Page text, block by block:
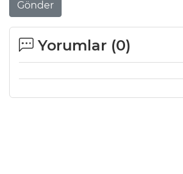
Gönder
Yorumlar (0)